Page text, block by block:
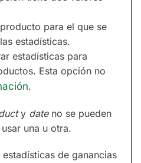
para el que se
estadísticas.
estadísticas para
Esta opción no
.
y dateno se pueden
una u otra.
de ganancias